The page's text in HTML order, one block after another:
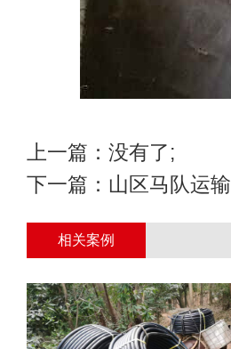
上一篇：没有了;
下一篇： 山区马队运输
相关案例